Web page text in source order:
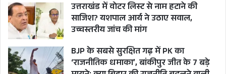
उत्तराखंड में वोटर लिस्ट से नाम हटाने की
साजिश? यशपाल आर्य ने उठाए सवाल,
उच्चस्तरीय जांच की मांग
BJP के सबसे सुरक्षित गढ़ में PK का
‘राजनीतिक धमाका’, बांकीपुर जीत के 7 बड़े